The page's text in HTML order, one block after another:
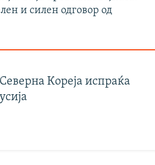
и силен одговор од
Кореја испраќа